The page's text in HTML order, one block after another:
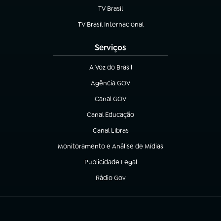
TV Brasil
(abre em nova aba)
TV Brasil Internacional
(abre em nova aba)
Serviços
A Voz do Brasil
(abre em nova aba)
Agência GOV
(abre em nova aba)
Canal GOV
(abre em nova aba)
Canal Educação
(abre em nova aba)
Canal Libras
(abre em nova aba)
Monitoramento e Análise de Mídias
(abre em nova aba)
Publicidade Legal
(abre em nova aba)
Rádio Gov
(abre em nova aba)